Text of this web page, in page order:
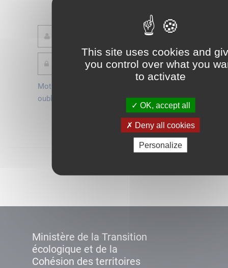
This site uses cookies and
you control over what you
to activate
OK, accept all
Deny all cookies
Personalize
Mot de passe
oublié ?
compte
Connexion
Ministère de la Transition
écologique et de la
Cohésion des territoires